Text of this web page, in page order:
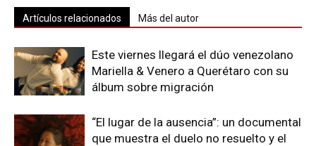
Artículos relacionados Más del autor
Este viernes llegará el dúo venezolano
Mariella & Venero a Querétaro con su
álbum sobre migración
“El lugar de la ausencia”: un documental
que muestra el duelo no resuelto y el